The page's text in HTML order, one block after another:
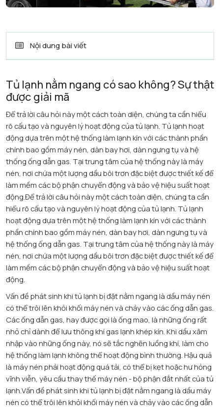
Nội dung bài viết
Tủ lạnh nằm ngang có sao không? Sự thật
được giải mã
Để trả lời câu hỏi này một cách toàn diện, chúng ta cần hiểu
rõ cấu tạo và nguyên lý hoạt động của tủ lạnh. Tủ lạnh hoạt
động dựa trên một hệ thống làm lạnh kín với các thành phần
chính bao gồm máy nén, dàn bay hơi, dàn ngưng tụ và hệ
thống ống dẫn gas. Tại trung tâm của hệ thống này là máy
nén, nơi chứa một lượng dầu bôi trơn đặc biệt được thiết kế để
làm mềm các bộ phận chuyển động và bảo vệ hiệu suất hoạt
động.​Để trả lời câu hỏi này một cách toàn diện, chúng ta cần
hiểu rõ cấu tạo và nguyên lý hoạt động của tủ lạnh. Tủ lạnh
hoạt động dựa trên một hệ thống làm lạnh kín với các thành
phần chính bao gồm máy nén, dàn bay hơi, dàn ngưng tụ và
hệ thống ống dẫn gas. Tại trung tâm của hệ thống này là máy
nén, nơi chứa một lượng dầu bôi trơn đặc biệt được thiết kế để
làm mềm các bộ phận chuyển động và bảo vệ hiệu suất hoạt
động.​
Vấn đề phát sinh khi tủ lạnh bị đặt nằm ngang là dầu máy nén
có thể trôi lên khỏi khối máy nén và chảy vào các ống dẫn gas.
Các ống dẫn gas, hay được gọi là ống mao, là những ống rất
nhỏ chỉ dành để lưu thông khí gas lạnh khép kín. Khi dầu xâm
nhập vào những ống này, nó sẽ tắc nghẽn luồng khí, làm cho
hệ thống làm lạnh không thể hoạt động bình thường. Hậu quả
là máy nén phải hoạt động quá tải, có thể bị kẹt hoặc hư hỏng
vĩnh viễn, yêu cầu thay thế máy nén - bộ phận đắt nhất của tủ
lạnh.​Vấn đề phát sinh khi tủ lạnh bị đặt nằm ngang là dầu máy
nén có thể trôi lên khỏi khối máy nén và chảy vào các ống dẫn